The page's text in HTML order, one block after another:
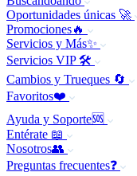
Oportunidades únicas 🚀
Promociones🔥
Servicios y Más✨
Servicios VIP 🛠️
Cambios y Trueques 🔄
Favoritos❤️
Ayuda y Soporte🆘
Entérate 📖
Nosotros👥
Preguntas frecuentes❓